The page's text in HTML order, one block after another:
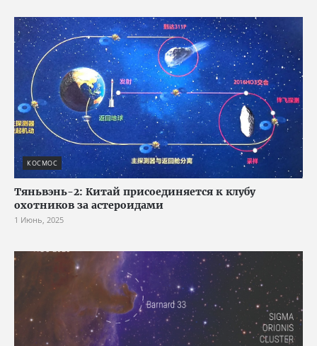
КОСМОС
Тяньвэнь-2: Китай присоединяется к клубу
охотников за астероидами
1 Июнь, 2025